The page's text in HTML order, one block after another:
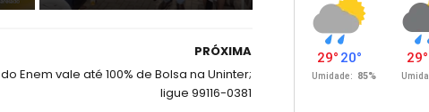
PRÓXIMA
Enem vale até 100% de Bolsa na Uninter;
ligue 99116-0381